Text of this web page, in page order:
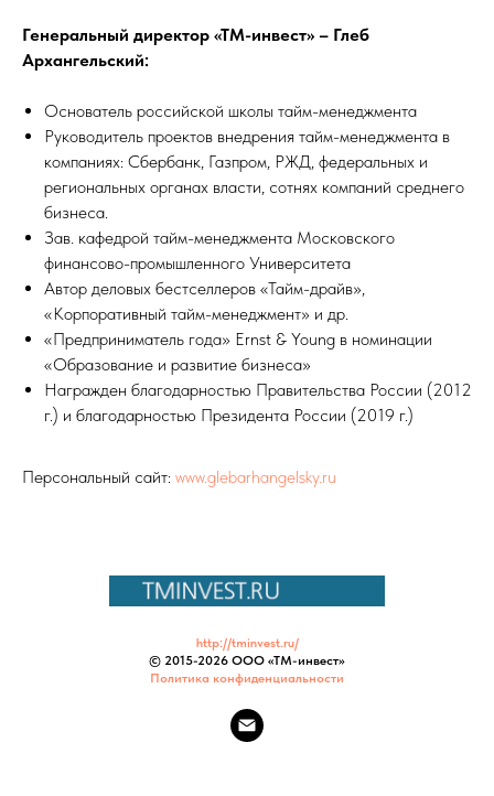
Генеральный директор «ТМ-инвест» – Глеб
Архангельский:
Основатель российской школы тайм-менеджмента
Руководитель проектов внедрения тайм-менеджмента в
компаниях: Сбербанк, Газпром, РЖД, федеральных и
региональных органах власти, сотнях компаний среднего
бизнеса.
Зав. кафедрой тайм-менеджмента Московского
финансово-промышленного Университета
Автор деловых бестселлеров «Тайм-драйв»,
«Корпоративный тайм-менеджмент» и др.
«Предприниматель года» Ernst & Young в номинации
«Образование и развитие бизнеса»
Награжден благодарностью Правительства России (2012
г.) и благодарностью Президента России (2019 г.)
Персональный сайт: www.glebarhangelsky.ru
http://tminvest.ru/
© 2015-2026 ООО «ТМ-инвест»
Политика конфиденциальности